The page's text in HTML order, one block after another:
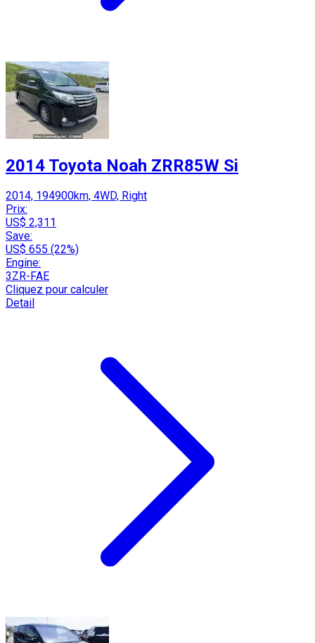
2014 Toyota Noah ZRR85W Si
2014, 194900km, 4WD, Right
Prix:
US$ 2,311
Save:
US$ 655 (22%)
Engine:
3ZR-FAE
Cliquez pour calculer
Detail